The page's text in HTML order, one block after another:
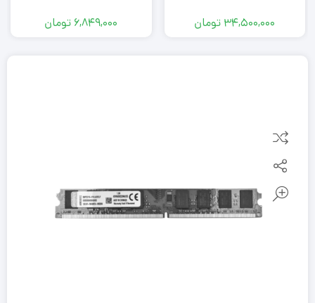
34,500,000 تومان 6,849,000 تومان